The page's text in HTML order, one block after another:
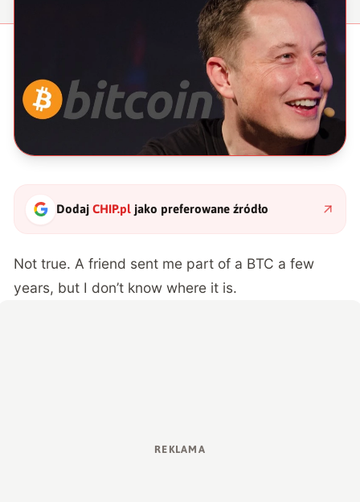
DodajCHIP.pl jako preferowane źródło
Not true. A friend sent me part of a BTC a few
years, but I don’t know where it is.